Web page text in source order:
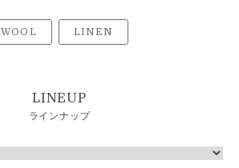
WOOL LINEN
LINEUP
ラインナップ